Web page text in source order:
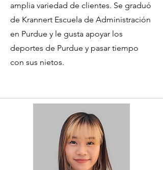
amplia variedad de clientes. Se graduó
de Krannert Escuela de Administración
en Purdue y le gusta apoyar los
deportes de Purdue y pasar tiempo
con sus nietos.